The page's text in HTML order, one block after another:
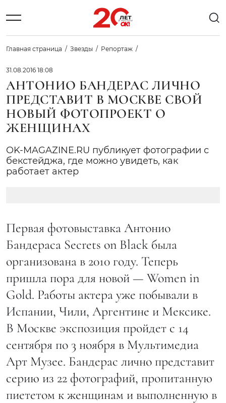
Главная страница Звезды Репортаж
31.08.2016 18:08
АНТОНИО БАНДЕРАС ЛИЧНО
ПРЕДСТАВИТ В МОСКВЕ СВОЙ
НОВЫЙ ФОТОПРОЕКТ О
ЖЕНЩИНАХ
OK-MAGAZINE.RU публикует фотографии с
бекстейджа, где можно увидеть, как
работает актер
Первая фотовыставка Антонио
Бандераса Secrets on Black была
организована в 2010 году. Теперь
пришла пора для новой — Women in
Gold. Работы актера уже побывали в
Испании, Чили, Аргентине и Мексике.
В Москве экспозиция пройдет с 14
сентября по 3 ноября в Мультимедиа
Арт Музее. Бандерас лично представит
серию из 22 фотографий, пропитанную
пиететом к женщинам и выполненную в